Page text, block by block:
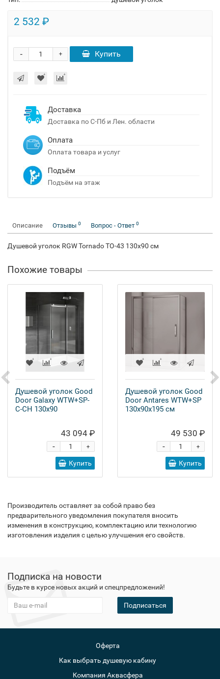
2 532 ₽
+
- Купить
Доставка
Доставка по С-Пб и Лен. области
Оплата
Оплата товара и услуг
Подъём
Подъём на этаж
Описание Отзывы 0 Вопрос - Ответ 0
Душевой уголок RGW Tornado TO-43 130x90 см
Похожие товары
Душевой уголок Good
Door Galaxy WTW+SP-
C-CH 130x90
43 094 ₽
+
-
Купить
Душевой уголок Good
Door Antares WTW+SP
130х90х195 см
49 530 ₽
+
-
Купить
Производитель оставляет за собой право без
предварительного уведомления покупателя вносить
изменения в конструкцию, комплектацию или технологию
изготовления изделия с целью улучшения его свойств.
Подписка на новости
Будьте в курсе новых акций и спецпредложений!
Подписаться
Оферта
Как выбрать душевую кабину
Компания Аквасфера